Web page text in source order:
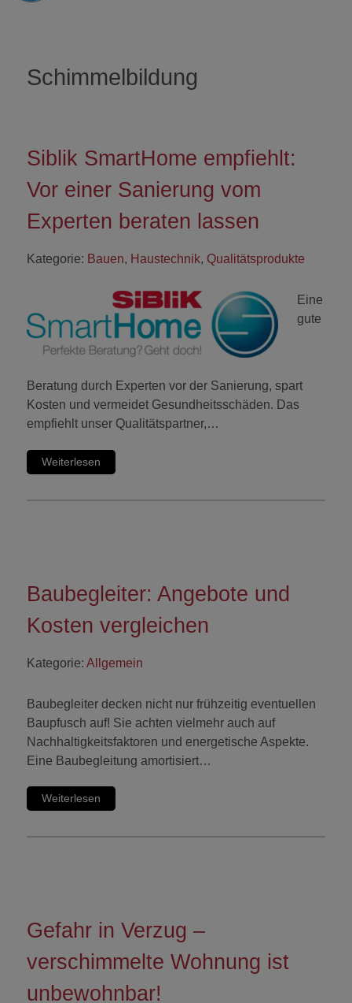
Schimmelbildung
Siblik SmartHome empfiehlt:
Vor einer Sanierung vom
Experten beraten lassen
Kategorie: Bauen, Haustechnik, Qualitätsprodukte
Eine
gute
Beratung durch Experten vor der Sanierung, spart
Kosten und vermeidet Gesundheitsschäden. Das
empfiehlt unser Qualitätspartner,…
Weiterlesen
Baubegleiter: Angebote und
Kosten vergleichen
Kategorie: Allgemein
Baubegleiter decken nicht nur frühzeitig eventuellen
Baupfusch auf! Sie achten vielmehr auch auf
Nachhaltigkeitsfaktoren und energetische Aspekte.
Eine Baubegleitung amortisiert…
Weiterlesen
Gefahr in Verzug –
verschimmelte Wohnung ist
unbewohnbar!